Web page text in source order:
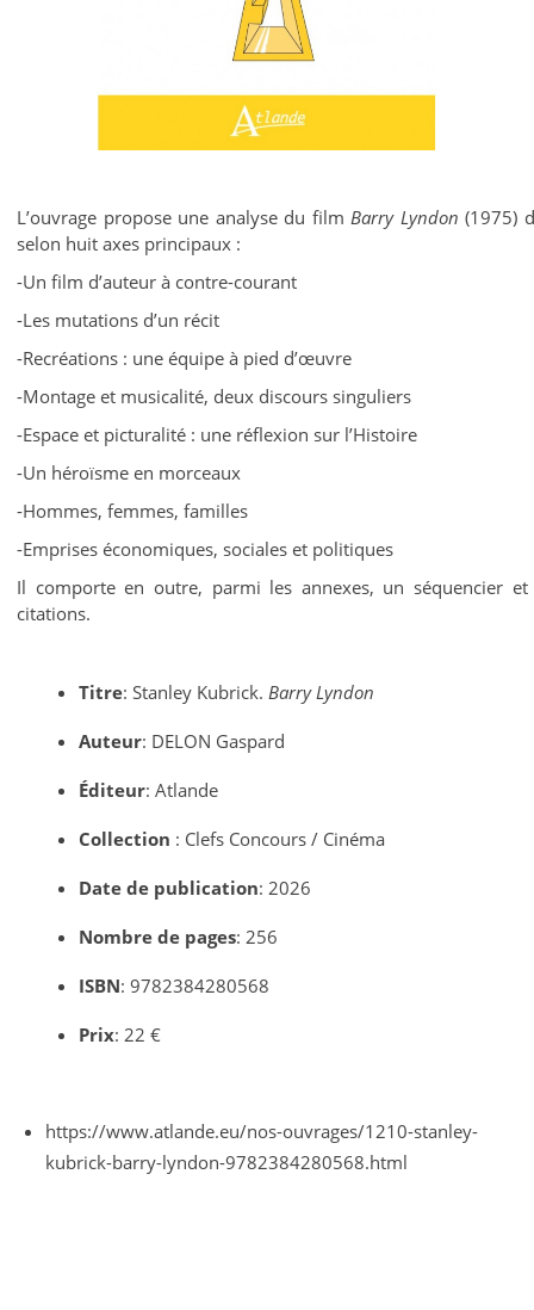
L’ouvrage propose une analyse du filmBarry Lyndon (1975)
selon huit axes principaux :
-Un film d’auteur à contre-courant
-Les mutations d’un récit
-Recréations : une équipe à pied d’œuvre
-Montage et musicalité, deux discours singuliers
-Espace et picturalité : une réflexion sur l’Histoire
-Un héroïsme en morceaux
-Hommes, femmes, familles
-Emprises économiques, sociales et politiques
Il comporte en outre, parmi les annexes, un séquencier
citations.
Titre: Stanley Kubrick.Barry Lyndon
Auteur: DELON Gaspard
Éditeur: Atlande
Collection : Clefs Concours / Cinéma
Date de publication: 2026
Nombre de pages: 256
ISBN: 9782384280568
Prix: 22 €
https://www.atlande.eu/nos-ouvrages/1210-stanley-
kubrick-barry-lyndon-9782384280568.html